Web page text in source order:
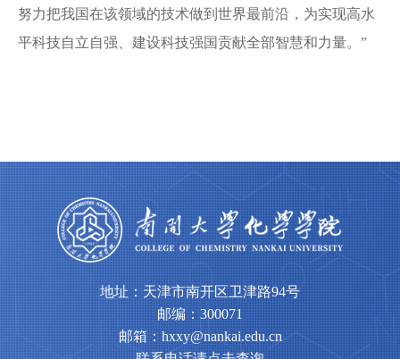
努力把我国在该领域的技术做到世界最前沿，为实现高水
平科技自立自强、建设科技强国贡献全部智慧和力量。”
地址：天津市南开区卫津路94号
邮编：300071
邮箱：hxxy@nankai.edu.cn